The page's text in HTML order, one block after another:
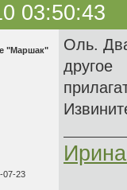
03:50:43
"Маршак"
07-23
Оль.
другое